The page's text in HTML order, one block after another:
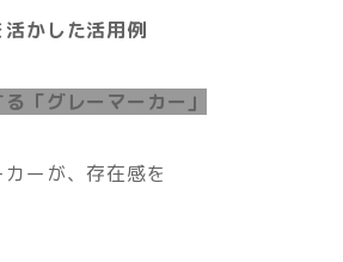
活かした活用例
「グレーマーカー」
ーが、存在感を